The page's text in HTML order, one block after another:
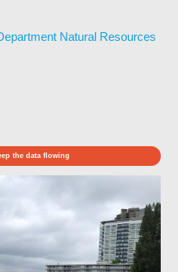
Natural Resources
the data flowing